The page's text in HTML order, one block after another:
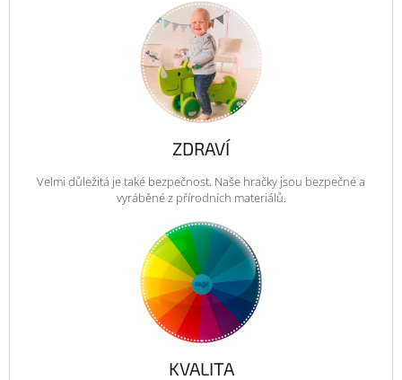
ZDRAVÍ
Velmi důležitá je také bezpečnost. Naše hračky jsou bezpečné a
vyráběné z přírodních materiálů.
KVALITA